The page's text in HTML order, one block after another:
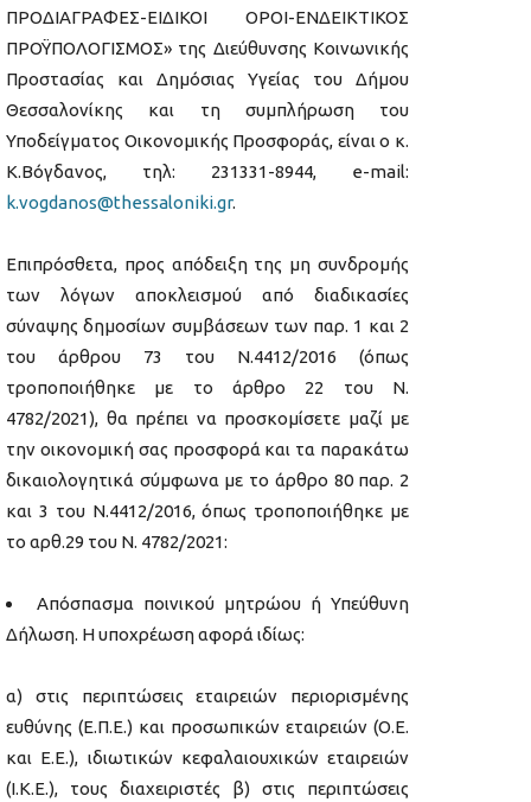
ΠΡΟΔΙΑΓΡΑΦΕΣ-ΕΙΔΙΚΟΙ ΟΡΟΙ-ΕΝΔΕΙΚΤΙΚΟΣ
ΠΡΟΫΠΟΛΟΓΙΣΜΟΣ» της Διεύθυνσης Κοινωνικής
Προστασίας και Δημόσιας Υγείας του Δήμου
Θεσσαλονίκης και τη συμπλήρωση του
Υποδείγματος Οικονομικής Προσφοράς, είναι ο κ.
Κ.Βόγδανος, τηλ: 231331-8944, e-mail:
k.vogdanos@thessaloniki.gr.
Επιπρόσθετα, προς απόδειξη της μη συνδρομής
των λόγων αποκλεισμού από διαδικασίες
σύναψης δημοσίων συμβάσεων των παρ. 1 και 2
του άρθρου 73 του Ν.4412/2016 (όπως
τροποποιήθηκε με το άρθρο 22 του Ν.
4782/2021), θα πρέπει να προσκομίσετε μαζί με
την οικονομική σας προσφορά και τα παρακάτω
δικαιολογητικά σύμφωνα με το άρθρο 80 παρ. 2
και 3 του Ν.4412/2016, όπως τροποποιήθηκε με
το αρθ.29 του Ν. 4782/2021:
Απόσπασμα ποινικού μητρώου ή Υπεύθυνη
Δήλωση. Η υποχρέωση αφορά ιδίως:
α) στις περιπτώσεις εταιρειών περιορισμένης
ευθύνης (Ε.Π.Ε.) και προσωπικών εταιρειών (Ο.Ε.
και Ε.Ε.), ιδιωτικών κεφαλαιουχικών εταιρειών
(Ι.Κ.Ε.), τους διαχειριστές β) στις περιπτώσεις